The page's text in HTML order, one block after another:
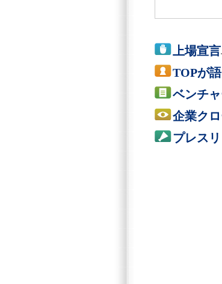
上場宣言
TOPが
ベンチ
企業ク
プレス